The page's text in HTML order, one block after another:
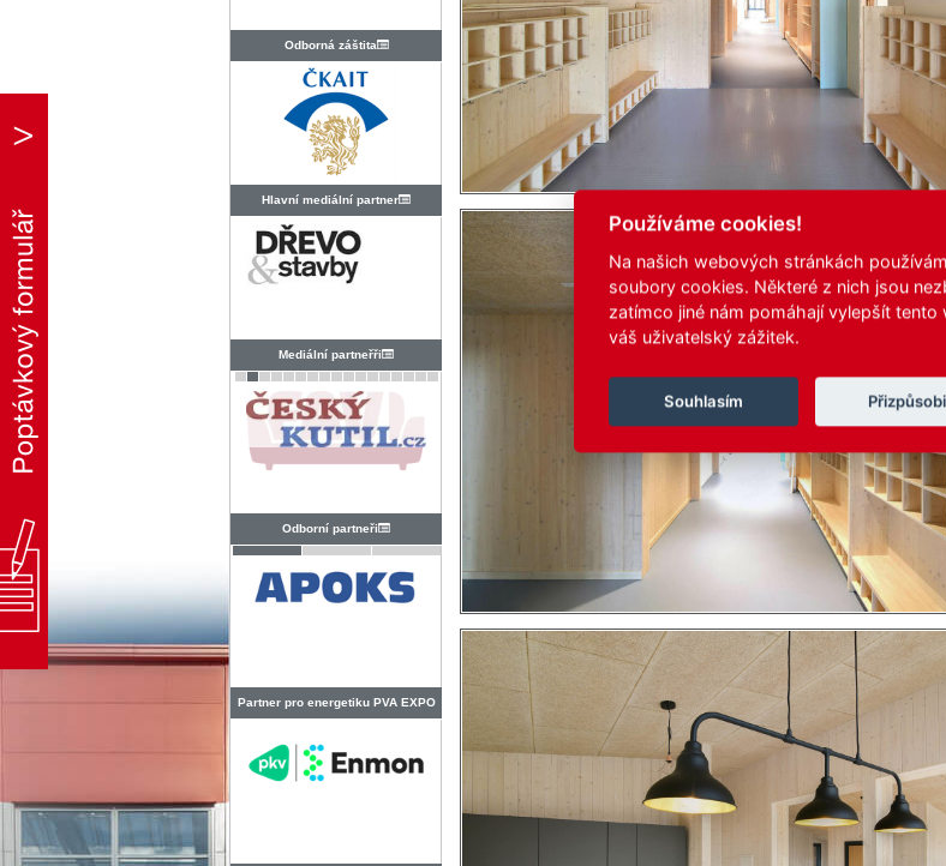
Odborná záštita
Hlavní mediální partner
Mediální partneřři
Odborní partneři
Partner pro energetiku PVA EXPO
Používáme cookies!
Na našich webových stránkách
soubory cookies. Některé z nich jsou
zatímco jiné nám pomáhají vylepšít tento
váš uživatelský zážitek.
Souhlasím